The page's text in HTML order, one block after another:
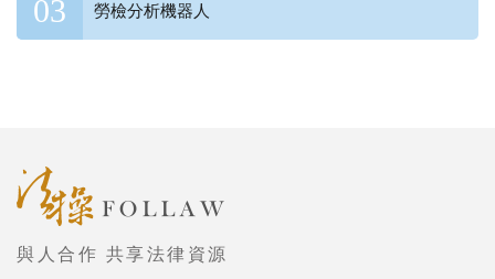
勞檢分析機器人
與人合作 共享法律資源